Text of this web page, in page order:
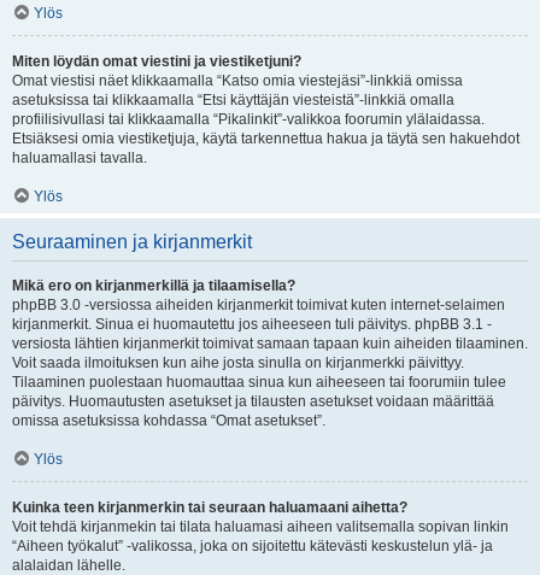
Ylös
Miten löydän omat viestini ja viestiketjuni?
Omat viestisi näet klikkaamalla “Katso omia viestejäsi”-linkkiä omissa
asetuksissa tai klikkaamalla “Etsi käyttäjän viesteistä”-linkkiä omalla
profiilisivullasi tai klikkaamalla “Pikalinkit”-valikkoa foorumin ylälaidassa.
Etsiäksesi omia viestiketjuja, käytä tarkennettua hakua ja täytä sen hakuehdot
haluamallasi tavalla.
Ylös
Seuraaminen ja kirjanmerkit
Mikä ero on kirjanmerkillä ja tilaamisella?
phpBB 3.0 -versiossa aiheiden kirjanmerkit toimivat kuten internet-selaimen
kirjanmerkit. Sinua ei huomautettu jos aiheeseen tuli päivitys. phpBB 3.1 -
versiosta lähtien kirjanmerkit toimivat samaan tapaan kuin aiheiden tilaaminen.
Voit saada ilmoituksen kun aihe josta sinulla on kirjanmerkki päivittyy.
Tilaaminen puolestaan huomauttaa sinua kun aiheeseen tai foorumiin tulee
päivitys. Huomautusten asetukset ja tilausten asetukset voidaan määrittää
omissa asetuksissa kohdassa “Omat asetukset”.
Ylös
Kuinka teen kirjanmerkin tai seuraan haluamaani aihetta?
Voit tehdä kirjanmekin tai tilata haluamasi aiheen valitsemalla sopivan linkin
“Aiheen työkalut” -valikossa, joka on sijoitettu kätevästi keskustelun ylä- ja
alalaidan lähelle.